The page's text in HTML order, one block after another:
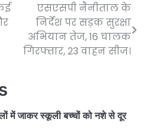
एसएसपी नैनीताल के
निर्देश पर सड़क सुरक्षा
अभियान तेज, 16 चालक
गिरफ्तार, 23 वाहन सीज।
में जाकर स्कूली बच्चों को नशे से दूर